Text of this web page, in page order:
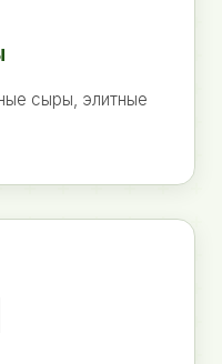
сыры, элитные